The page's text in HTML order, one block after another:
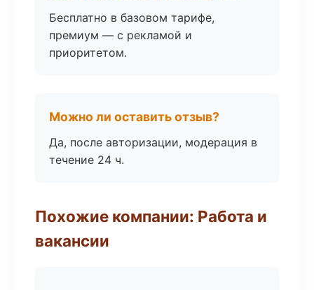
Бесплатно в базовом тарифе,
премиум — с рекламой и
приоритетом.
Можно ли оставить отзыв?
Да, после авторизации, модерация в
течение 24 ч.
Похожие компании: Работа и
вакансии